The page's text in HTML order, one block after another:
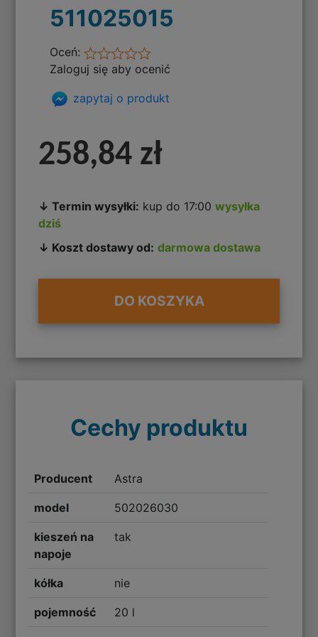
511025015
Oceń:
Zaloguj się aby ocenić
zapytaj o produkt
258,84 zł
↓ Termin wysyłki: kup do 17:00wysyłka
dziś
↓ Koszt dostawy od: darmowa dostawa
DO KOSZYKA
Cechy produktu
Producent Astra
model 502026030
kieszeń na
napoje
tak
kółka nie
pojemność 20 l